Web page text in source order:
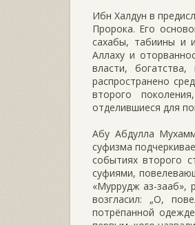
Ибн Халдун в
Пророка. Его
сахабы, табиины и
Аллаху и
власти,
распространено
второго
отделившиеся для
Абу Абдулла
суфизма
событиях второго
суфиями,
«Муррудж аз-зааб»,
возгласил: „О,
потрёпанной